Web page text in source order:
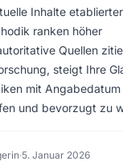
Inhalte
ranken höher
Quellen
steigt Ihre
mit
und bevorzugt zu
·5. Januar 2026